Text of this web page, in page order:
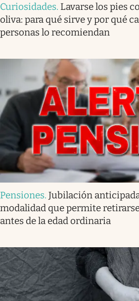
Curiosidades. Lavarse los pies
oliva: para qué sirve y por qué
personas lo recomiendan
Pensiones. Jubilación
modalidad que permite
antes de la edad ordinaria